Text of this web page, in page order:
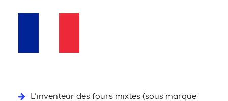
L’inventeur des fours mixtes (sous marque